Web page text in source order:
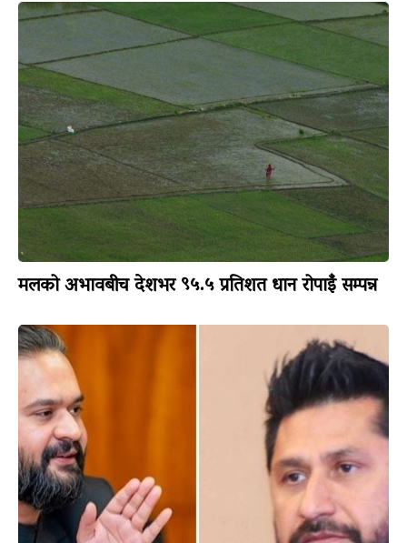
मलको अभावबीच देशभर ९५.५ प्रतिशत धान रोपाइँ सम्पन्न